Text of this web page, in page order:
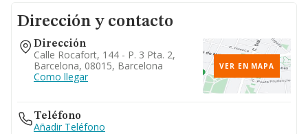
Dirección y contacto
Dirección
Calle Rocafort, 144 - P. 3 Pta. 2,
Barcelona, 08015, Barcelona
Como llegar
VER EN MAPA
Teléfono
Añadir Teléfono